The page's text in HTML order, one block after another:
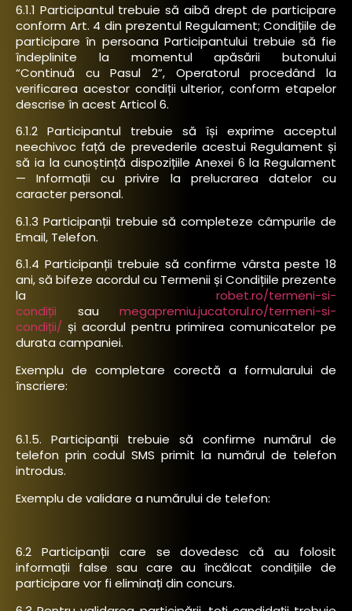
6.1.1 Participantul trebuie să aibă drept de participare
conform Art. 4 din prezentul Regulament; Condițiile de
participare în persoana Participantului trebuie să fie
îndeplinite la momentul apăsării butonului
“Continuă cu Pasul 2”, Operatorul procedând la
verificarea acestor condiții ulterior, conform etapelor
descrise în acest Articol 6.
6.1.2 Participantul trebuie să își exprime acceptul
neechivoc față de prevederile acestui Regulament și
să ia la cunoștință dispozițiile Anexei 6 la Regulament
— Informații cu privire la prelucrarea datelor cu
caracter personal.
6.1.3 Participanții trebuie să completeze câmpurile de
Email, Telefon.
6.1.4 Participanții trebuie să confirme vârsta peste 18
ani, să bifeze acordul cu Termenii și Condițiile prezente
la
robet.ro/termeni-si-
condiții sau
megapremiu.jucatorul.ro/termeni-si-
condiții/ și acordul pentru primirea comunicatelor pe
durata campaniei.
Exemplu de completare corectă a formularului de
înscriere:
6.1.5. Participanții trebuie să confirme numărul de
telefon prin codul SMS primit la numărul de telefon
introdus.
Exemplu de validare a numărului de telefon:
6.2 Participanții care se dovedesc că au folosit
informații false sau care au încălcat condițiile de
participare vor fi eliminați din concurs.